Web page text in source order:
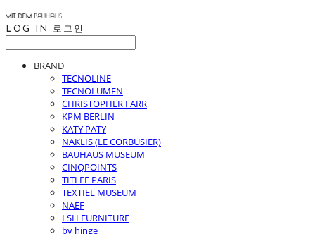
LOG IN 로그인
BRAND
TECNOLINE
TECNOLUMEN
CHRISTOPHER FARR
KPM BERLIN
KATY PATY
NAKLIS (LE CORBUSIER)
BAUHAUS MUSEUM
CINQPOINTS
TITLEE PARIS
TEXTIEL MUSEUM
NAEF
LSH FURNITURE
by hinge